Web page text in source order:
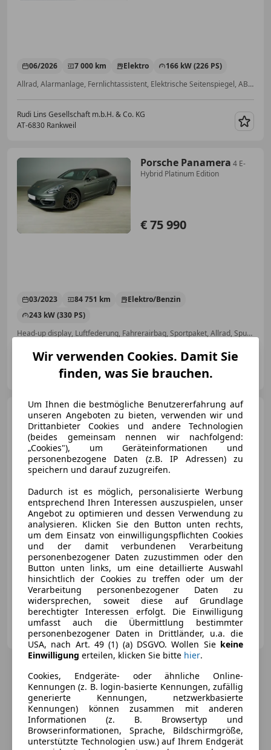
06/2026 7 000 km Elektro
166 kW (226 PS)
Allrad, Alarmanlage, Fernlichtassistent, Elektrische Seitenspiegel, ABS, Berganfahrassistent, Radio, Elektrische Heckklappe
Rudi Lins Gesellschaft m.b.H. & Co. KG
AT-6830 Rankweil
Porsche Panamera 4 E-
Hybrid Platinum Edition
€ 75 990
03/2023 84 751 km
Elektro/Benzin
243 kW (330 PS)
Head-up display, Luftfederung, Fahrerairbag, Sportpaket, Allrad, Spurhalteassistent, Sitzbelüftung, Sitzheizung
Porsche Innsbruck-Mitterweg
AT-6020 Innsbruck
Porsche CayenneE-Hybrid
12/2025 5 000 km
Elektro/Benzin
224 kW (305 PS)
Autohaus Rudi Lins GmbH & Co KG
AT-6850 Dornbirn
Wir verwenden Cookies. Damit Sie
finden, was Sie brauchen.
Um Ihnen die bestmögliche Benutzererfahrung auf
unseren Angeboten zu bieten, verwenden wir und
Drittanbieter Cookies und andere Technologien
(beides gemeinsam nennen wir nachfolgend:
„Cookies"), um Geräteinformationen und
personenbezogene Daten (z.B. IP Adressen) zu
speichern und darauf zuzugreifen.
Dadurch ist es möglich, personalisierte Werbung
entsprechend Ihren Interessen auszuspielen, unser
Angebot zu optimieren und dessen Verwendung zu
analysieren. Klicken Sie den Button unten rechts,
um dem Einsatz von einwilligungspflichten Cookies
und der damit verbundenen Verarbeitung
personenbezogener Daten zuzustimmen oder den
Button unten links, um eine detaillierte Auswahl
hinsichtlich der Cookies zu treffen oder um der
Verarbeitung personenbezogener Daten zu
widersprechen, soweit diese auf Grundlage
berechtigter Interessen erfolgt. Die Einwilligung
umfasst auch die Übermittlung bestimmter
personenbezogener Daten in Drittländer, u.a. die
USA, nach Art. 49 (1) (a) DSGVO. Wollen Sie keine
Einwilligung erteilen, klicken Sie bitte hier.
Cookies, Endgeräte- oder ähnliche Online-
Kennungen (z. B. login-basierte Kennungen, zufällig
generierte Kennungen, netzwerkbasierte
Kennungen) können zusammen mit anderen
Informationen (z. B. Browsertyp und
Browserinformationen, Sprache, Bildschirmgröße,
unterstützte Technologien usw.) auf Ihrem Endgerät